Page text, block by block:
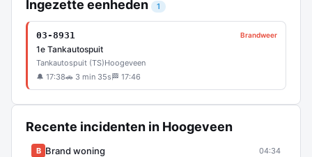
Ingezette eenheden 1
03-8931 Brandweer
1e Tankautospuit
Tankautospuit (TS)Hoogeveen
🔔 17:38🚗 3 min 35s 🏁 17:46
Recente incidenten in Hoogeveen
B Brand woning 04:34